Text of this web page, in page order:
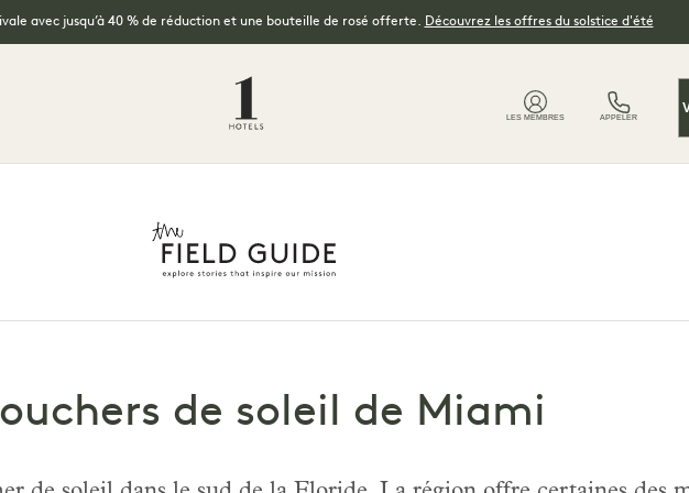
avec jusqu’à 40 % de réduction et une bouteille de rosé offerte. Découvrez les offres du solstice d'été
LES MEMBRES APPELER
de soleil de Miami